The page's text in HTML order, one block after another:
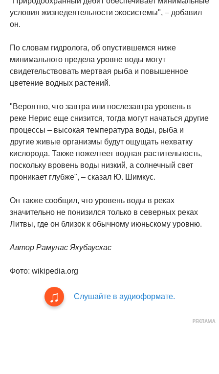
условия жизнедеятельности экосистемы", – добавил
он.
По словам гидролога, об опустившемся ниже
минимального предела уровне воды могут
свидетельствовать мертвая рыба и повышенное
цветение водных растений.
"Вероятно, что завтра или послезавтра уровень в
реке Нерис еще снизится, тогда могут начаться другие
процессы – высокая температура воды, рыба и
другие живые организмы будут ощущать нехватку
кислорода. Также пожелтеет водная растительность,
поскольку вровень воды низкий, а солнечный свет
проникает глубже", – сказал Ю. Шимкус.
Он также сообщил, что уровень воды в реках
значительно не понизился только в северных реках
Литвы, где он близок к обычному июньскому уровню.
Автор Рамунас Якубаускас
Фото: wikipedia.org
Слушайте в аудиоформате.